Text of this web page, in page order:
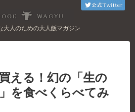
大人のための大人飯マガジン
える！幻の「生の
を食べくらべてみ